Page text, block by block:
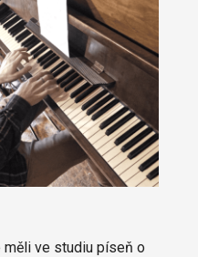
měli ve studiu píseň o